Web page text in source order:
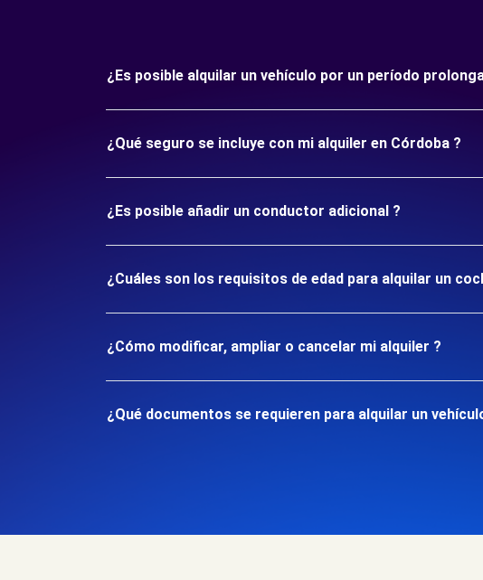
¿Es posible alquilar un vehículo por un período
¿Qué seguro se incluye con mi alquiler en Córdoba ?
¿Es posible añadir un conductor adicional ?
¿Cuáles son los requisitos de edad para alquilar un
¿Cómo modificar, ampliar o cancelar mi alquiler ?
¿Qué documentos se requieren para alquilar un